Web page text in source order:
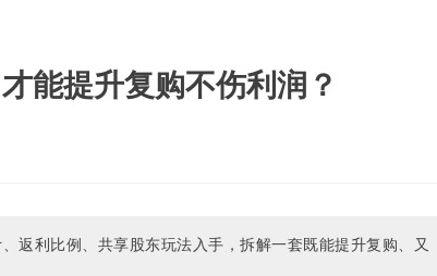
能提升复购不伤利润？
返利比例、共享股东玩法入手，拆解一套既能提升复购、又